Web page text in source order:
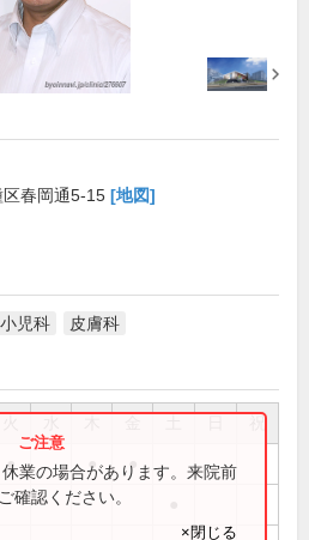
春岡通5-15 [地図]
小児科 皮膚科
祝
● ● ●
業の場合があります。来院前
確認ください。
×閉じる